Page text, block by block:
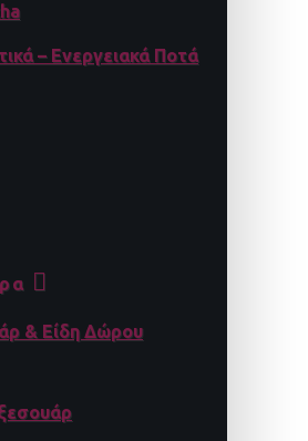
– Ενεργειακά Ποτά
& Είδη Δώρου